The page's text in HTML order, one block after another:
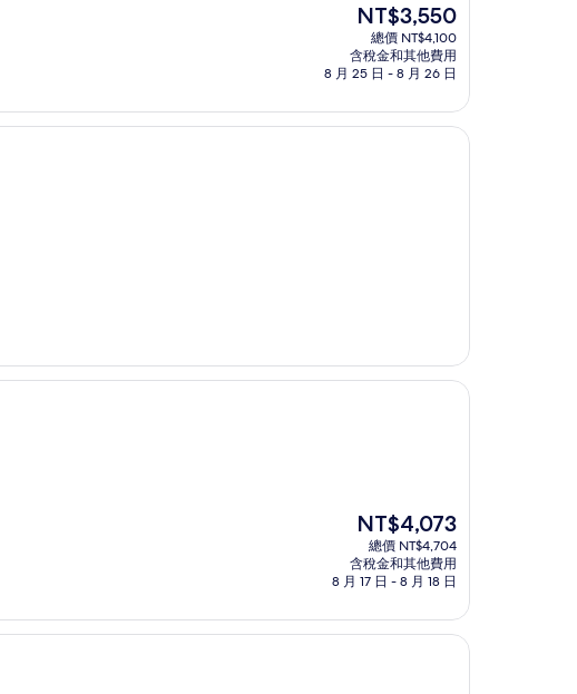
現
價
格
NT$3,550
NT$3,550
總價 NT$4,100
含稅金和其他費用
8 月 25 日 - 8 月 26 日
現
在
價
格
NT$4,073
NT$4,073
總價 NT$4,704
含稅金和其他費用
8 月 17 日 - 8 月 18 日